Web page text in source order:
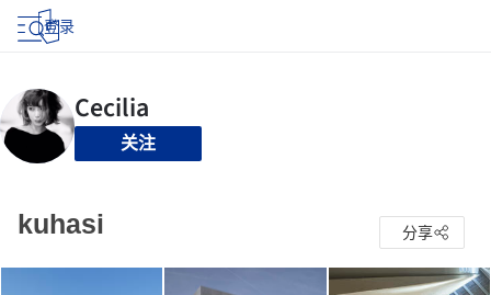
登录
关注
kuhasi 分享